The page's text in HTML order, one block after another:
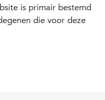
is primair bestemd
die voor deze